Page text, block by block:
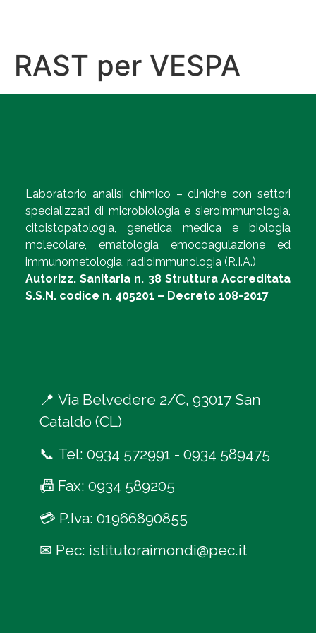
RAST per VESPA
Laboratorio analisi chimico – cliniche con settori
specializzati di microbiologia e sieroimmunologia,
citoistopatologia, genetica medica e biologia
molecolare, ematologia emocoagulazione ed
immunometologia, radioimmunologia (R.I.A.)
Autorizz. Sanitaria n. 38 Struttura Accreditata
S.S.N. codice n. 405201 – Decreto 108-2017
📍 Via Belvedere 2/C, 93017 San
Cataldo (CL)
📞 Tel: 0934 572991 - 0934 589475
📠 Fax: 0934 589205
💳 P.Iva: 01966890855
✉ Pec: istitutoraimondi@pec.it